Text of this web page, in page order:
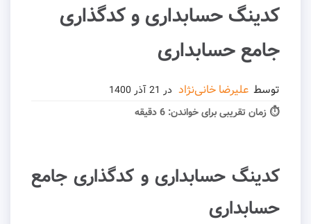
کدینگ حسابداری و کدگذاری
جامع حسابداری
توسط علیرضا خانی‌نژاد در
⏱ زمان تقریبی برای خواندن: 6 دقیقه
کدینگ حسابداری و کدگذاری جامع
حسابداری